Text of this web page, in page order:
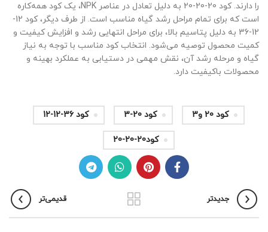
را دارند. کود 20-20-20 به دلیل تعادل در عناصر NPK، یک کود همه‌کاره
است که برای تمام مراحل رشد گیاه مناسب است. از طرف دیگر، کود 12-
12-36 به دلیل پتاسیم بالا، برای مراحل انتهایی رشد و افزایش کیفیت و
کمیت محصول توصیه می‌شود. انتخاب کود مناسب با توجه به نیاز
گیاه و مرحله رشد آن، نقش مهمی در دستیابی به عملکرد بهینه و
محصولات باکیفیت دارد.
کود 20 و3 کود 20-3 کود 36-12-12
کود20-20-20
جدیدتر قدیمی‌تر